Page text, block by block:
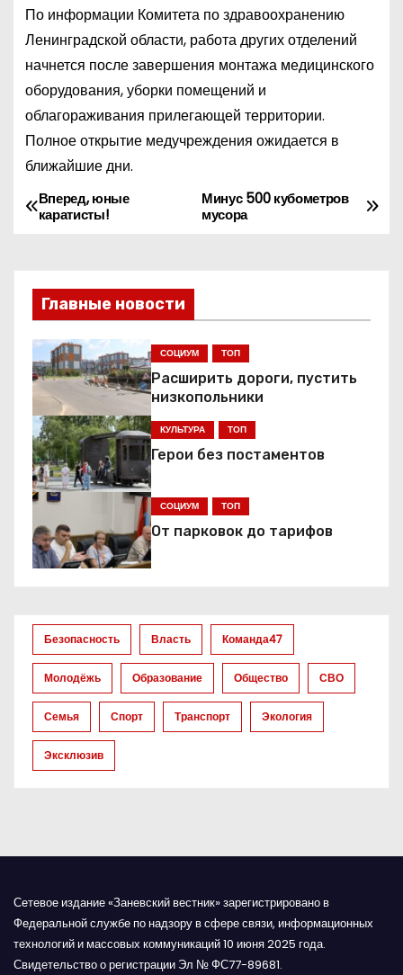
По информации Комитета по здравоохранению
Ленинградской области, работа других отделений
начнется после завершения монтажа медицинского
оборудования, уборки помещений и
облагораживания прилегающей территории.
Полное открытие медучреждения ожидается в
ближайшие дни.
Н
в
и
г
а
ц
и
я
п
з
а
п
и
с
м
Минус 500 кубометров
мусора
Вперед, юные
каратисты!
Главные новости
СОЦИУМ ТОП
Расширить дороги, пустить
низкопольники
КУЛЬТУРА ТОП
Герои без постаментов
СОЦИУМ ТОП
От парковок до тарифов
Безопасность Власть Команда47
Молодёжь Образование Общество СВО
Семья Спорт Транспорт Экология
Эксклюзив
Сетевое издание «Заневский вестник» зарегистрировано в
Федеральной службе по надзору в сфере связи, информационных
технологий и массовых коммуникаций 10 июня 2025 года.
Свидетельство о регистрации Эл № ФС77-89681.